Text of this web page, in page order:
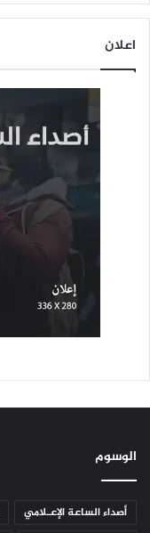
اعلان
الوسوم
أصداء الساعة الإعـلامي